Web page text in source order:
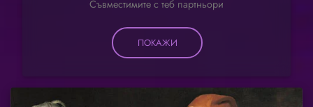
Съвместимите с теб партньори
ПОКАЖИ